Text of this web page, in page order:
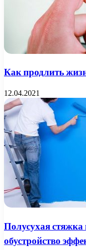
Как продлить
12.04.2021
Полусухая
обустройство